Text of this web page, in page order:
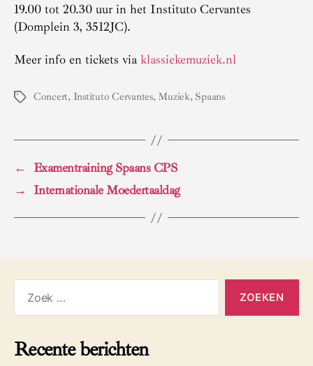
19.00 tot 20.30 uur in het Instituto Cervantes
(Domplein 3, 3512JC).
Meer info en tickets via klassiekemuziek.nl
Tags Concert, Instituto Cervantes, Muziek, Spaans
← Examentraining Spaans CPS
→ Internationale Moedertaaldag
naar:
Recente berichten